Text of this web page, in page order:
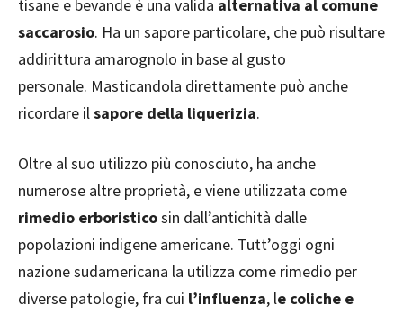
tisane e bevande è una valida alternativa al comune
saccarosio. Ha un sapore particolare, che può risultare
addirittura amarognolo in base al gusto
personale. Masticandola direttamente può anche
ricordare ilsapore della liquerizia.
Oltre al suo utilizzo più conosciuto, ha anche
numerose altre proprietà, e viene utilizzata come
rimedio erboristicosin dall’antichità dalle
popolazioni indigene americane. Tutt’oggi ogni
nazione sudamericana la utilizza come rimedio per
diverse patologie, fra cui l’influenza, le coliche e